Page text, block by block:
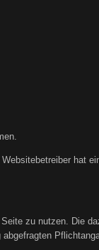
hat
zu nutzen. Die